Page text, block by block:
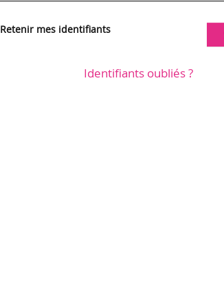
Retenir mes identifiants
Identifiants oubliés ?